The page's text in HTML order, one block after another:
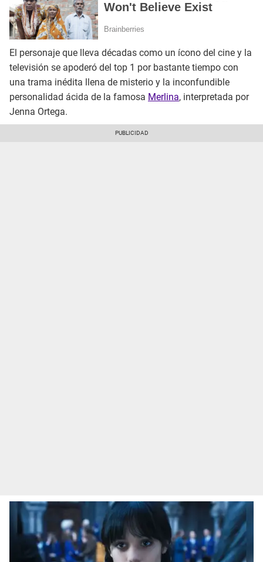
El personaje que lleva décadas como un ícono del cine y la
televisión se apoderó del top 1 por bastante tiempo con
una trama inédita llena de misterio y la inconfundible
personalidad ácida de la famosa Merlina, interpretada por
Jenna Ortega.